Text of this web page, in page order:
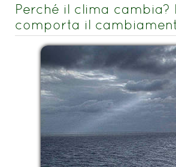
Perché il clima cambia?
comporta il